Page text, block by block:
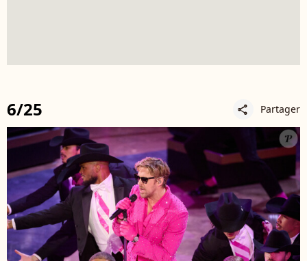
6/25 share Partager